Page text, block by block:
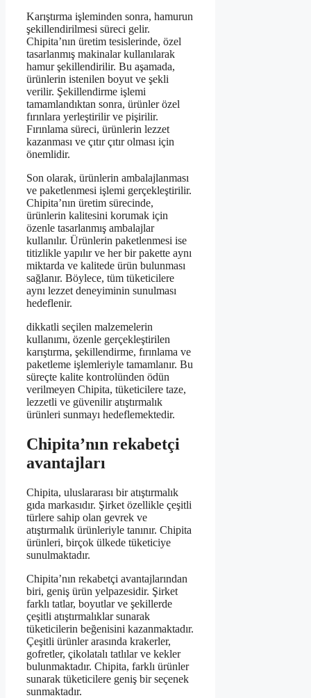
Karıştırma işleminden sonra, hamurun
şekillendirilmesi süreci gelir.
Chipita’nın üretim tesislerinde, özel
tasarlanmış makinalar kullanılarak
hamur şekillendirilir. Bu aşamada,
ürünlerin istenilen boyut ve şekli
verilir. Şekillendirme işlemi
tamamlandıktan sonra, ürünler özel
fırınlara yerleştirilir ve pişirilir.
Fırınlama süreci, ürünlerin lezzet
kazanması ve çıtır çıtır olması için
önemlidir.
Son olarak, ürünlerin ambalajlanması
ve paketlenmesi işlemi gerçekleştirilir.
Chipita’nın üretim sürecinde,
ürünlerin kalitesini korumak için
özenle tasarlanmış ambalajlar
kullanılır. Ürünlerin paketlenmesi ise
titizlikle yapılır ve her bir pakette aynı
miktarda ve kalitede ürün bulunması
sağlanır. Böylece, tüm tüketicilere
aynı lezzet deneyiminin sunulması
hedeflenir.
dikkatli seçilen malzemelerin
kullanımı, özenle gerçekleştirilen
karıştırma, şekillendirme, fırınlama ve
paketleme işlemleriyle tamamlanır. Bu
süreçte kalite kontrolünden ödün
verilmeyen Chipita, tüketicilere taze,
lezzetli ve güvenilir atıştırmalık
ürünleri sunmayı hedeflemektedir.
Chipita’nın rekabetçi
avantajları
Chipita, uluslararası bir atıştırmalık
gıda markasıdır. Şirket özellikle çeşitli
türlere sahip olan gevrek ve
atıştırmalık ürünleriyle tanınır. Chipita
ürünleri, birçok ülkede tüketiciye
sunulmaktadır.
Chipita’nın rekabetçi avantajlarından
biri, geniş ürün yelpazesidir. Şirket
farklı tatlar, boyutlar ve şekillerde
çeşitli atıştırmalıklar sunarak
tüketicilerin beğenisini kazanmaktadır.
Çeşitli ürünler arasında krakerler,
gofretler, çikolatalı tatlılar ve kekler
bulunmaktadır. Chipita, farklı ürünler
sunarak tüketicilere geniş bir seçenek
sunmaktadır.